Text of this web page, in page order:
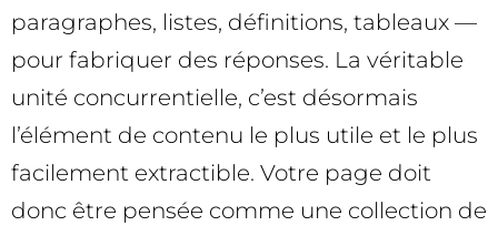
paragraphes, listes, définitions, tableaux —
pour fabriquer des réponses. La véritable
unité concurrentielle, c’est désormais
l’élément de contenu le plus utile et le plus
facilement extractible. Votre page doit
donc être pensée comme une collection de